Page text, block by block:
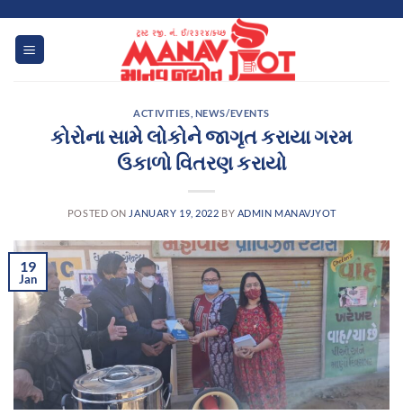
content
ACTIVITIES NEWS/EVENTS
કોરોના સામે લોકોને જાગૃત કરાયા ગરમ
ઉકાળો વિતરણ કરાયો
POSTED ON JANUARY 19, 2022 BY ADMIN MANAVJYOT
19
Jan